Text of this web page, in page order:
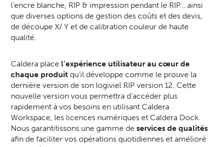
l’encre blanche, RIP & impression pendant le RIP… ainsi
que diverses options de gestion des coûts et des devis,
de découpe X/ Y et de calibration couleur de haute
qualité.
Caldera place l’expérience utilisateur au cœur de
chaque produit qu’il développe comme le prouve la
dernière version de son logiviel RIP version 12. Cette
nouvelle version vous permettra d’accéder plus
rapidement à vos besoins en utilisant Caldera
Workspace, les licences numériques et Caldera Dock.
Nous garantitissons une gamme deservices de qualités
afin de faciliter vos opérations quotidiennes et amélioré